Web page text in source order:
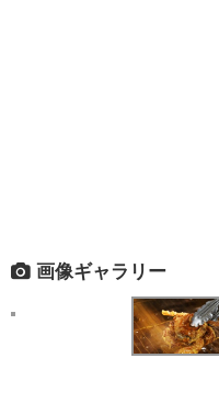
画像ギャラリー